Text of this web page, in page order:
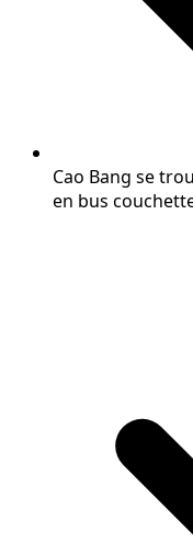
Cao Bang se
en bus